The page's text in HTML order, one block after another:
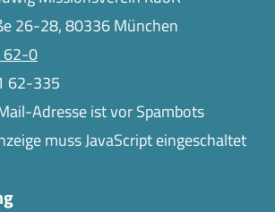
26-28, 80336 München
62-0
62-335
Adresse ist vor Spambots
muss JavaScript eingeschaltet